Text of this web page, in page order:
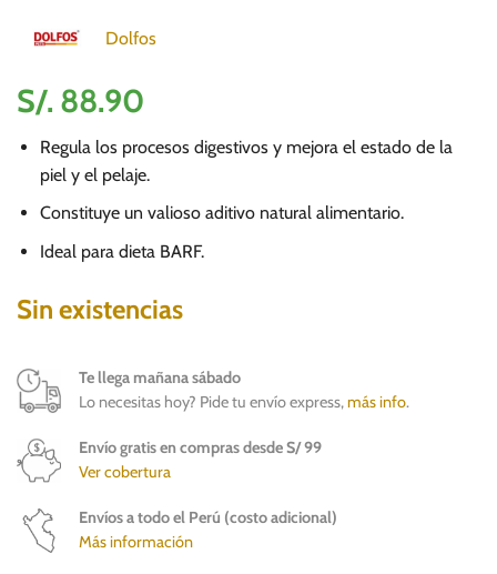
Dolfos
S/. 88.90
Regula los procesos digestivos y mejora el estado de la
piel y el pelaje.
Constituye un valioso aditivo natural alimentario.
Ideal para dieta BARF.
Sin existencias
Te llega mañana sábado
Lo necesitas hoy? Pide tu envío express,más info.
Envío gratis en compras desde S/ 99
Ver cobertura
Envíos a todo el Perú (costo adicional)
Más información